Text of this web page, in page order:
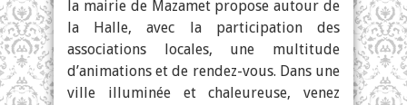
la mairie de Mazamet propose autour de
la Halle, avec la participation des
associations locales, une multitude
d’animations et de rendez-vous. Dans une
ville illuminée et chaleureuse, venez